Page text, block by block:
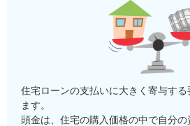
住宅ローンの支払いに大きく寄与する
ます。
頭金は、住宅の購入価格の中で自分